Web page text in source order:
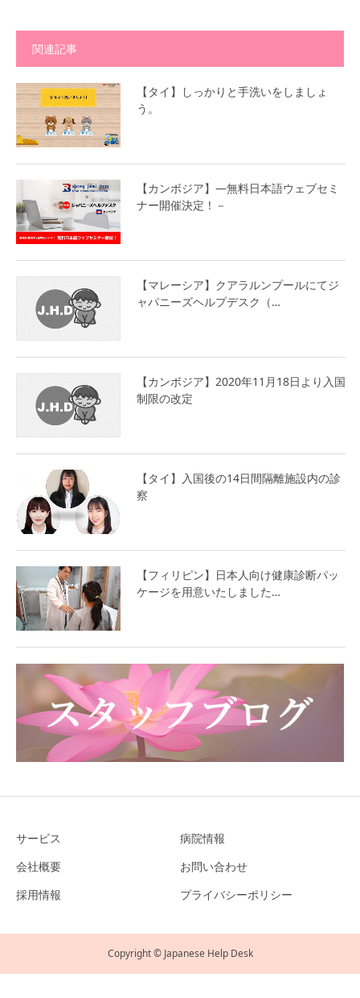
関連記事
【タイ】しっかりと手洗いをしましょ
う。
【カンボジア】—無料日本語ウェブセミ
ナー開催決定！－
【マレーシア】クアラルンプールにてジ
ャパニーズヘルプデスク（…
【カンボジア】2020年11月18日より入国
制限の改定
【タイ】入国後の14日間隔離施設内の診
察
【フィリピン】日本人向け健康診断パッ
ケージを用意いたしました…
サービス
病院情報
会社概要
お問い合わせ
採用情報
プライバシーポリシー
Copyright © Japanese Help Desk